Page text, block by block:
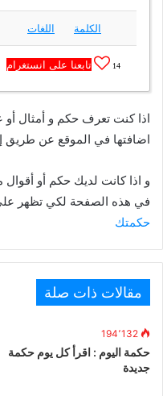
الكلمة اللغات
14 تابعنا على انستغرام
اذا كنت تعرف حكم و أمثال
اضافتها في الموقع عن طريق
و اذا كانت لديك حكم أو
في هذه الصفحة لكي تظهر على
حكمتك
مقالات ذات صلة
194٬132
حكمة اليوم : اقرأ كل يوم حكمة
جديدة